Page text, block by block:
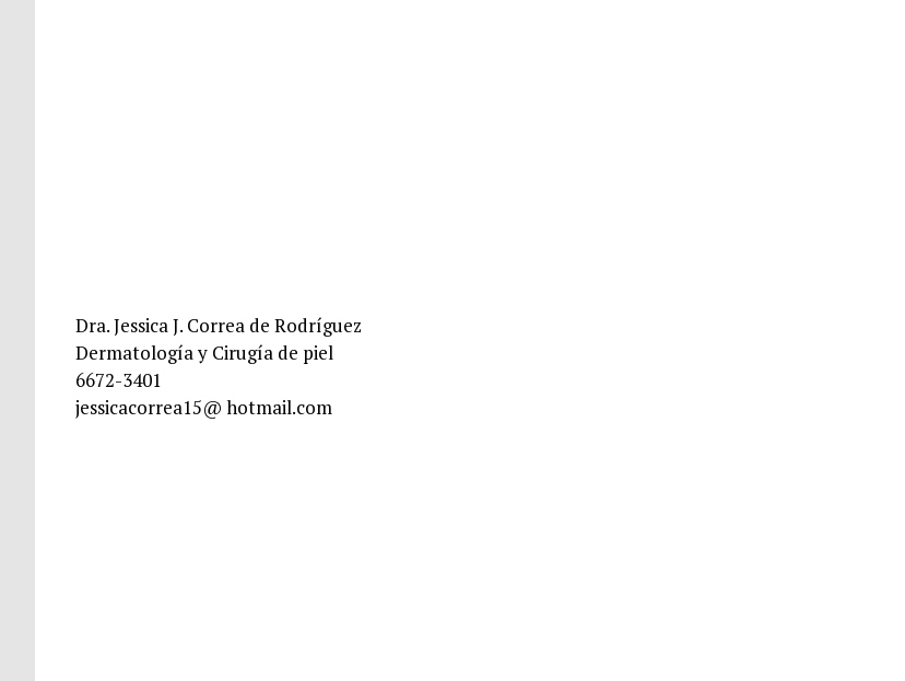
Dra. Jessica J. Correa de Rodríguez
Dermatología y Cirugía de piel
6672-3401
jessicacorrea15@ hotmail.com